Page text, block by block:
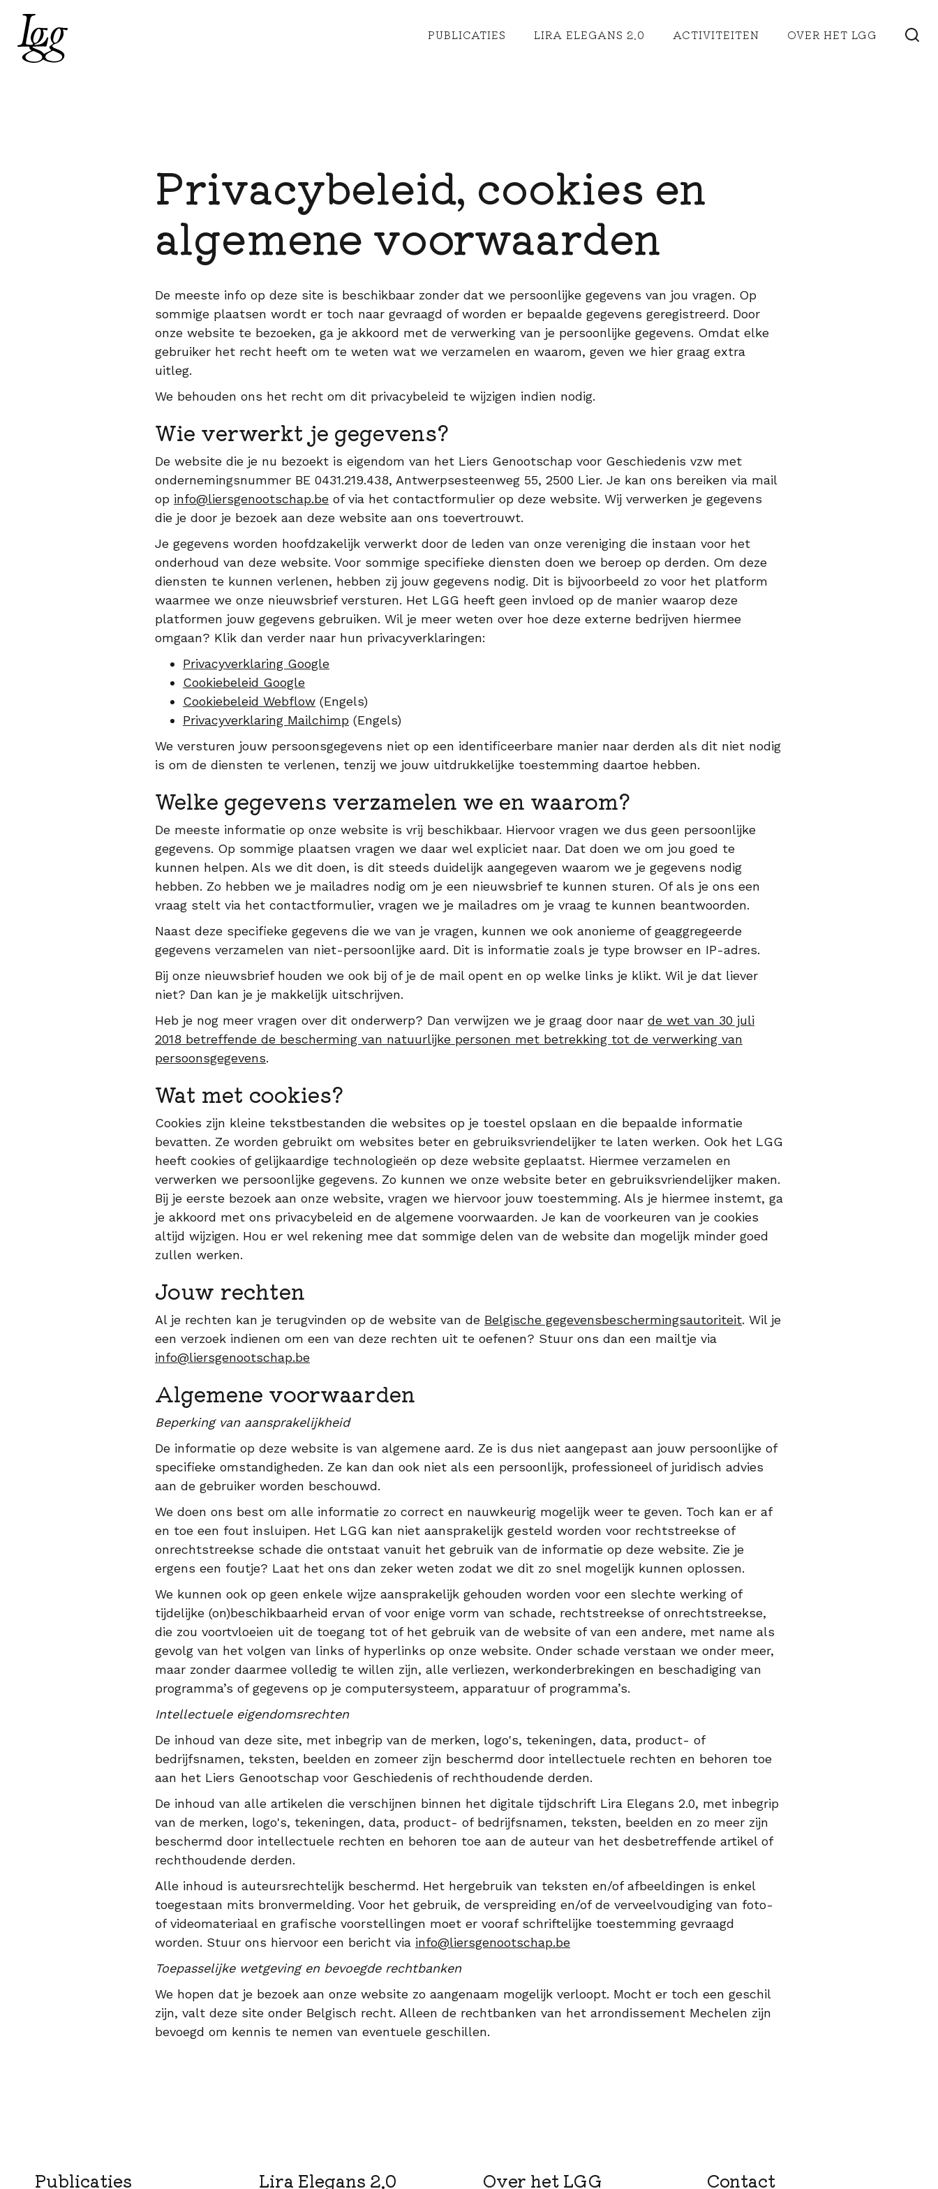
PUBLICATIES LIRA ELEGANS 2.0 ACTIVITEITEN OVER HET LGG
Privacybeleid, cookies en
algemene voorwaarden
De meeste info op deze site is beschikbaar zonder dat we persoonlijke gegevens van jou vragen. Op
sommige plaatsen wordt er toch naar gevraagd of worden er bepaalde gegevens geregistreerd. Door
onze website te bezoeken, ga je akkoord met de verwerking van je persoonlijke gegevens. Omdat elke
gebruiker het recht heeft om te weten wat we verzamelen en waarom, geven we hier graag extra
uitleg.
We behouden ons het recht om dit privacybeleid te wijzigen indien nodig.
Wie verwerkt je gegevens?
De website die je nu bezoekt is eigendom van het Liers Genootschap voor Geschiedenis vzw met
ondernemingsnummer BE 0431.219.438, Antwerpsesteenweg 55, 2500 Lier. Je kan ons bereiken via mail
op info@liersgenootschap.be of via het contactformulier op deze website. Wij verwerken je gegevens
die je door je bezoek aan deze website aan ons toevertrouwt.
Je gegevens worden hoofdzakelijk verwerkt door de leden van onze vereniging die instaan voor het
onderhoud van deze website. Voor sommige specifieke diensten doen we beroep op derden. Om deze
diensten te kunnen verlenen, hebben zij jouw gegevens nodig. Dit is bijvoorbeeld zo voor het platform
waarmee we onze nieuwsbrief versturen. Het LGG heeft geen invloed op de manier waarop deze
platformen jouw gegevens gebruiken. Wil je meer weten over hoe deze externe bedrijven hiermee
omgaan? Klik dan verder naar hun privacyverklaringen:
Privacyverklaring Google
Cookiebeleid Google
Cookiebeleid Webflow (Engels)
Privacyverklaring Mailchimp (Engels)
We versturen jouw persoonsgegevens niet op een identificeerbare manier naar derden als dit niet nodig
is om de diensten te verlenen, tenzij we jouw uitdrukkelijke toestemming daartoe hebben.
Welke gegevens verzamelen we en waarom?
De meeste informatie op onze website is vrij beschikbaar. Hiervoor vragen we dus geen persoonlijke
gegevens. Op sommige plaatsen vragen we daar wel expliciet naar. Dat doen we om jou goed te
kunnen helpen. Als we dit doen, is dit steeds duidelijk aangegeven waarom we je gegevens nodig
hebben. Zo hebben we je mailadres nodig om je een nieuwsbrief te kunnen sturen. Of als je ons een
vraag stelt via het contactformulier, vragen we je mailadres om je vraag te kunnen beantwoorden.
Naast deze specifieke gegevens die we van je vragen, kunnen we ook anonieme of geaggregeerde
gegevens verzamelen van niet-persoonlijke aard. Dit is informatie zoals je type browser en IP-adres.
Bij onze nieuwsbrief houden we ook bij of je de mail opent en op welke links je klikt. Wil je dat liever
niet? Dan kan je je makkelijk uitschrijven.
Heb je nog meer vragen over dit onderwerp? Dan verwijzen we je graag door naar de wet van 30 juli
2018 betreffende de bescherming van natuurlijke personen met betrekking tot de verwerking van
persoonsgegevens.
Wat met cookies?
Cookies zijn kleine tekstbestanden die websites op je toestel opslaan en die bepaalde informatie
bevatten. Ze worden gebruikt om websites beter en gebruiksvriendelijker te laten werken. Ook het LGG
heeft cookies of gelijkaardige technologieën op deze website geplaatst. Hiermee verzamelen en
verwerken we persoonlijke gegevens. Zo kunnen we onze website beter en gebruiksvriendelijker maken.
Bij je eerste bezoek aan onze website, vragen we hiervoor jouw toestemming. Als je hiermee instemt, ga
je akkoord met ons privacybeleid en de algemene voorwaarden. Je kan de voorkeuren van je cookies
altijd wijzigen. Hou er wel rekening mee dat sommige delen van de website dan mogelijk minder goed
zullen werken.
Jouw rechten
Al je rechten kan je terugvinden op de website van de Belgische gegevensbeschermingsautoriteit. Wil je
een verzoek indienen om een van deze rechten uit te oefenen? Stuur ons dan een mailtje via
info@liersgenootschap.be
Algemene voorwaarden
Beperking van aansprakelijkheid
De informatie op deze website is van algemene aard. Ze is dus niet aangepast aan jouw persoonlijke of
specifieke omstandigheden. Ze kan dan ook niet als een persoonlijk, professioneel of juridisch advies
aan de gebruiker worden beschouwd.
We doen ons best om alle informatie zo correct en nauwkeurig mogelijk weer te geven. Toch kan er af
en toe een fout insluipen. Het LGG kan niet aansprakelijk gesteld worden voor rechtstreekse of
onrechtstreekse schade die ontstaat vanuit het gebruik van de informatie op deze website. Zie je
ergens een foutje? Laat het ons dan zeker weten zodat we dit zo snel mogelijk kunnen oplossen.
We kunnen ook op geen enkele wijze aansprakelijk gehouden worden voor een slechte werking of
tijdelijke (on)beschikbaarheid ervan of voor enige vorm van schade, rechtstreekse of onrechtstreekse,
die zou voortvloeien uit de toegang tot of het gebruik van de website of van een andere, met name als
gevolg van het volgen van links of hyperlinks op onze website. Onder schade verstaan we onder meer,
maar zonder daarmee volledig te willen zijn, alle verliezen, werkonderbrekingen en beschadiging van
programma’s of gegevens op je computersysteem, apparatuur of programma’s.
Intellectuele eigendomsrechten
De inhoud van deze site, met inbegrip van de merken, logo's, tekeningen, data, product- of
bedrijfsnamen, teksten, beelden en zomeer zijn beschermd door intellectuele rechten en behoren toe
aan het Liers Genootschap voor Geschiedenis of rechthoudende derden.
De inhoud van alle artikelen die verschijnen binnen het digitale tijdschrift Lira Elegans 2.0, met inbegrip
van de merken, logo's, tekeningen, data, product- of bedrijfsnamen, teksten, beelden en zo meer zijn
beschermd door intellectuele rechten en behoren toe aan de auteur van het desbetreffende artikel of
rechthoudende derden.
Alle inhoud is auteursrechtelijk beschermd. Het hergebruik van teksten en/of afbeeldingen is enkel
toegestaan mits bronvermelding. Voor het gebruik, de verspreiding en/of de verveelvoudiging van foto-
of videomateriaal en grafische voorstellingen moet er vooraf schriftelijke toestemming gevraagd
worden. Stuur ons hiervoor een bericht via info@liersgenootschap.be
Toepasselijke wetgeving en bevoegde rechtbanken
We hopen dat je bezoek aan onze website zo aangenaam mogelijk verloopt. Mocht er toch een geschil
zijn, valt deze site onder Belgisch recht. Alleen de rechtbanken van het arrondissement Mechelen zijn
bevoegd om kennis te nemen van eventuele geschillen.
Publicaties Lira Elegans 2.0 Over het LGG Contact